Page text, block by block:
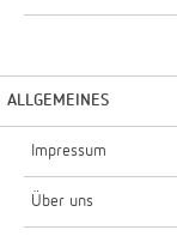
ALLGEMEINES
Impressum
Über uns